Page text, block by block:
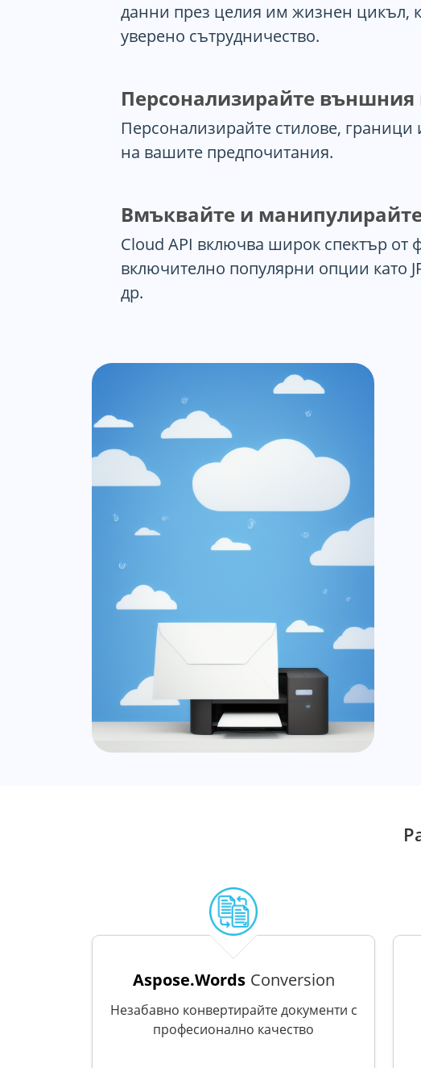
данни през целия им жизнен цикъл,
уверено сътрудничество.
Персонализирайте външния
Персонализирайте стилове, граници
на вашите предпочитания.
Вмъквайте и
Cloud API включва широк спектър
включително популярни опции като
др.
Aspose.Words Conversion
Незабавно конвертирайте документи с
професионално качество